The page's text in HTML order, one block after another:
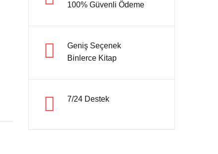
100% Güvenli Ödeme
Geniş Seçenek
Binlerce Kitap
7/24 Destek